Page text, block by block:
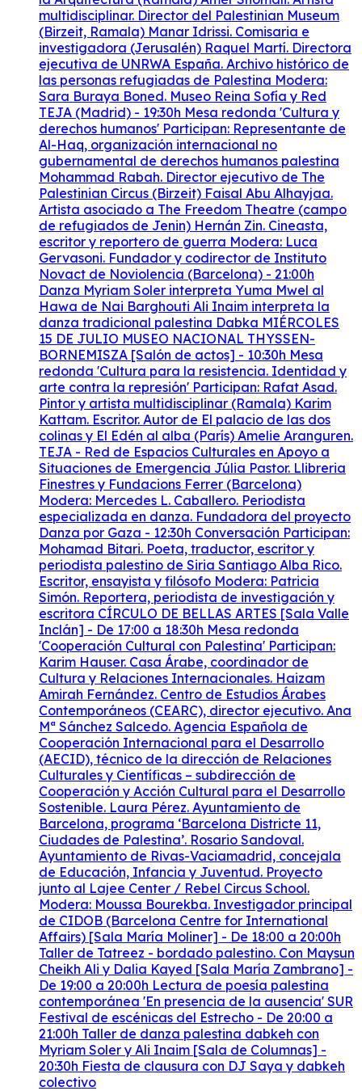
multidisciplinar. Director del Palestinian Museum
(Birzeit, Ramala) Manar Idrissi. Comisaria e
investigadora (Jerusalén) Raquel Martí. Directora
ejecutiva de UNRWA España. Archivo histórico de
las personas refugiadas de Palestina Modera:
Sara Buraya Boned. Museo Reina Sofía y Red
TEJA (Madrid) - 19:30h Mesa redonda 'Cultura y
derechos humanos' Participan: Representante de
Al-Haq, organización internacional no
gubernamental de derechos humanos palestina
Mohammad Rabah. Director ejecutivo de The
Palestinian Circus (Birzeit) Faisal Abu Alhayjaa.
Artista asociado a The Freedom Theatre (campo
de refugiados de Jenin) Hernán Zin. Cineasta,
escritor y reportero de guerra Modera: Luca
Gervasoni. Fundador y codirector de Instituto
Novact de Noviolencia (Barcelona) - 21:00h
Danza Myriam Soler interpreta Yuma Mwel al
Hawa de Nai Barghouti Ali Inaim interpreta la
danza tradicional palestina Dabka MIÉRCOLES
15 DE JULIO MUSEO NACIONAL THYSSEN-
BORNEMISZA [Salón de actos] - 10:30h Mesa
redonda 'Cultura para la resistencia. Identidad y
arte contra la represión' Participan: Rafat Asad.
Pintor y artista multidisciplinar (Ramala) Karim
Kattam. Escritor. Autor de El palacio de las dos
colinas y El Edén al alba (París) Amelie Aranguren.
TEJA - Red de Espacios Culturales en Apoyo a
Situaciones de Emergencia Júlia Pastor. Llibreria
Finestres y Fundacions Ferrer (Barcelona)
Modera: Mercedes L. Caballero. Periodista
especializada en danza. Fundadora del proyecto
Danza por Gaza - 12:30h Conversación Participan:
Mohamad Bitari. Poeta, traductor, escritor y
periodista palestino de Siria Santiago Alba Rico.
Escritor, ensayista y filósofo Modera: Patricia
Simón. Reportera, periodista de investigación y
escritora CÍRCULO DE BELLAS ARTES [Sala Valle
Inclán] - De 17:00 a 18:30h Mesa redonda
'Cooperación Cultural con Palestina' Participan:
Karim Hauser. Casa Árabe, coordinador de
Cultura y Relaciones Internacionales. Haizam
Amirah Fernández. Centro de Estudios Árabes
Contemporáneos (CEARC), director ejecutivo. Ana
Mª Sánchez Salcedo. Agencia Española de
Cooperación Internacional para el Desarrollo
(AECID), técnico de la dirección de Relaciones
Culturales y Científicas – subdirección de
Cooperación y Acción Cultural para el Desarrollo
Sostenible. Laura Pérez. Ayuntamiento de
Barcelona, programa ‘Barcelona Districte 11,
Ciudades de Palestina’. Rosario Sandoval.
Ayuntamiento de Rivas-Vaciamadrid, concejala
de Educación, Infancia y Juventud. Proyecto
junto al Lajee Center / Rebel Circus School.
Modera: Moussa Bourekba. Investigador principal
de CIDOB (Barcelona Centre for International
Affairs) [Sala María Moliner] - De 18:00 a 20:00h
Taller de Tatreez - bordado palestino. Con Maysun
Cheikh Ali y Dalia Kayed [Sala María Zambrano] -
De 19:00 a 20:00h Lectura de poesía palestina
contemporánea 'En presencia de la ausencia' SUR
Festival de escénicas del Estrecho - De 20:00 a
21:00h Taller de danza palestina dabkeh con
Myriam Soler y Ali Inaim [Sala de Columnas] -
20:30h Fiesta de clausura con DJ Saya y dabkeh
colectivo